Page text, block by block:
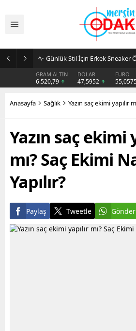
Günlük Stil İçin Erkek Sneaker
GRAM ALTIN
6.520,79
DOLAR
47,5952
EURO
Anasayfa Sağlık Yazın saç ekimi yapılır
Yazın saç ekimi
mı? Saç Ekimi
Yapılır?
Paylaş Tweetle Gönder